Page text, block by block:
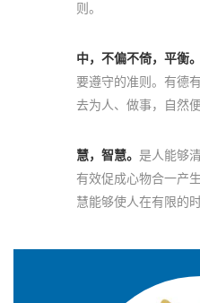
则。
中，不偏不倚，平衡。
要遵守的准则。有德
去为人、做事，自然
慧，智慧。 是人能够
有效促成心物合一产
慧能够使人在有限的